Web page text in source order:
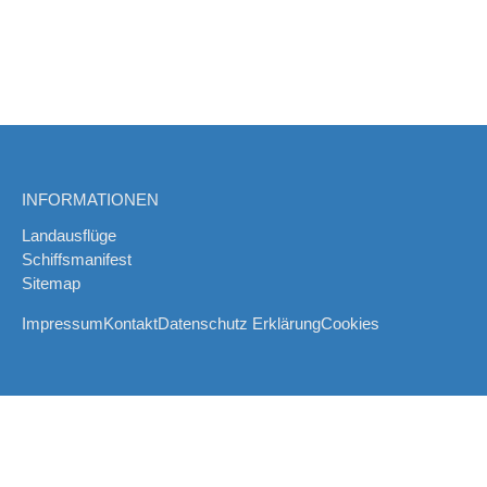
INFORMATIONEN
Landausflüge
Schiffsmanifest
Sitemap
ImpressumKontaktDatenschutz ErklärungCookies